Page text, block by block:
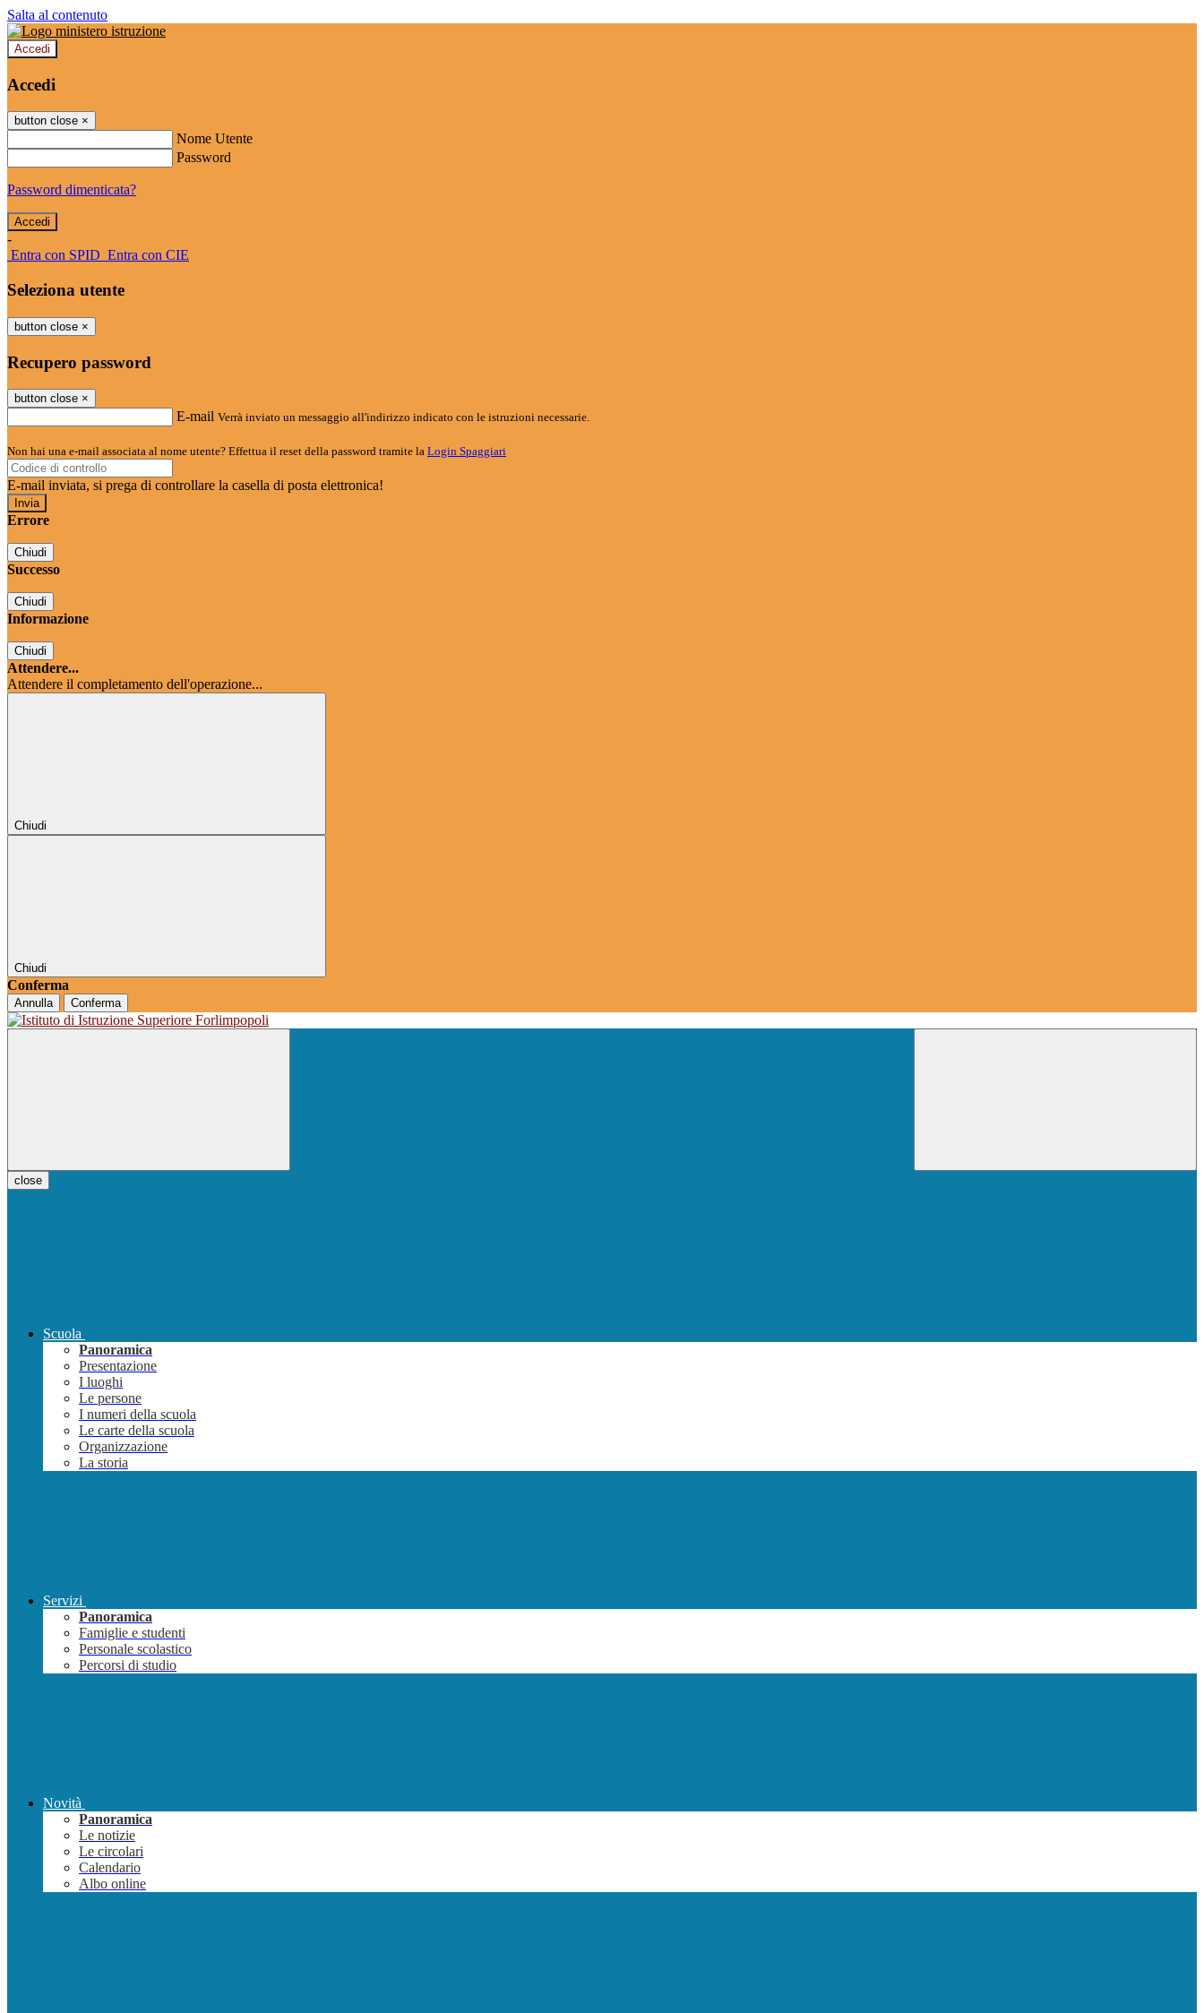
Salta al contenuto
Accedi
Accedi
button close ×
Nome Utente
Password
Password dimenticata?
-
Entra con SPID Entra con CIE
Seleziona utente
button close ×
Recupero password
button close ×
E-mail Verrà inviato un messaggio all'indirizzo indicato con le istruzioni necessarie.
Non hai una e-mail associata al nome utente? Effettua il reset della password tramite la Login Spaggiari
E-mail inviata, si prega di controllare la casella di posta elettronica!
Errore
Chiudi
Successo
Chiudi
Informazione
Chiudi
Attendere...
Attendere il completamento dell'operazione...
Chiudi
Chiudi
Conferma
Annulla Conferma
close
Scuola
Panoramica
Presentazione
I luoghi
Le persone
I numeri della scuola
Le carte della scuola
Organizzazione
La storia
Servizi
Panoramica
Famiglie e studenti
Personale scolastico
Percorsi di studio
Novità
Panoramica
Le notizie
Le circolari
Calendario
Albo online